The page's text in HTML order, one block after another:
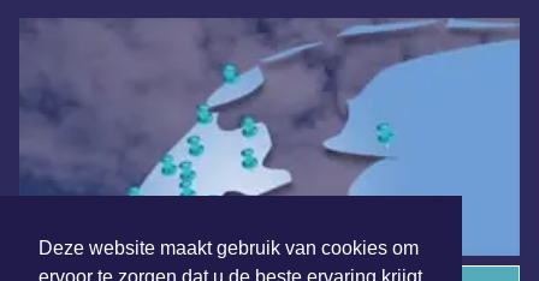
Deze website maakt gebruik van cookies om